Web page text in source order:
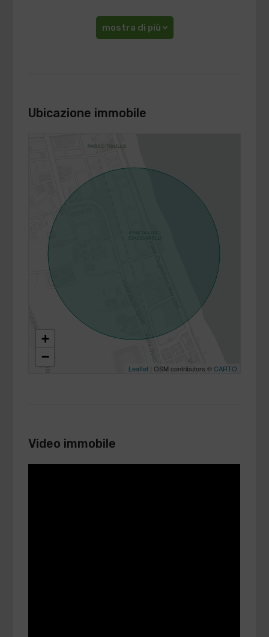
mostra di più
Ubicazione immobile
+
−
Leaflet| OSM contributors ©CARTO
Video immobile